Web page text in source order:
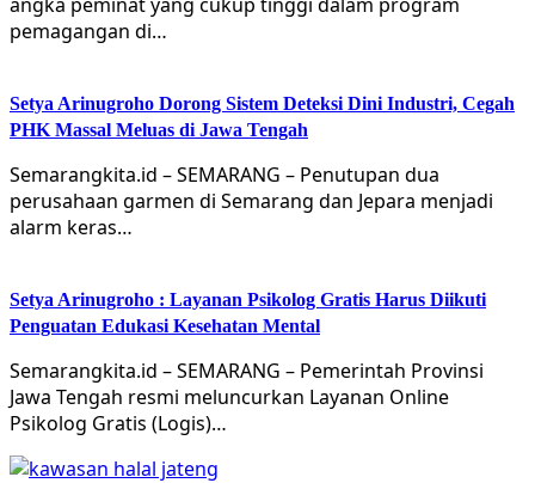
pemagangan di…
Setya Arinugroho Dorong Sistem Deteksi Dini Industri, Cegah
PHK Massal Meluas di Jawa Tengah
Semarangkita.id – SEMARANG – Penutupan dua
perusahaan garmen di Semarang dan Jepara menjadi
alarm keras…
Setya Arinugroho : Layanan Psikolog Gratis Harus Diikuti
Penguatan Edukasi Kesehatan Mental
Semarangkita.id – SEMARANG – Pemerintah Provinsi
Jawa Tengah resmi meluncurkan Layanan Online
Psikolog Gratis (Logis)…